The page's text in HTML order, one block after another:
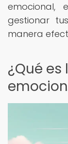
emocional,
gestionar
manera
¿Qué